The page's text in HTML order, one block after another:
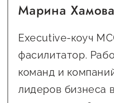
Марина Хамова
Executive-коуч
фасилитатор.
команд и
лидеров бизнеса